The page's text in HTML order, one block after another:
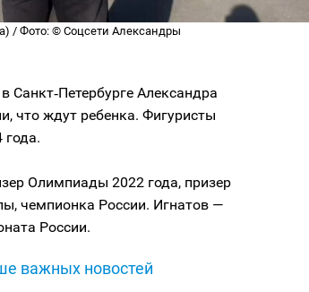
/ Фото: © Соцсети Александры
Санкт‑Петербурге Александра
что ждут ребенка. Фигуристы
года.
Олимпиады 2022 года, призер
чемпионка России. Игнатов —
России.
важных новостей